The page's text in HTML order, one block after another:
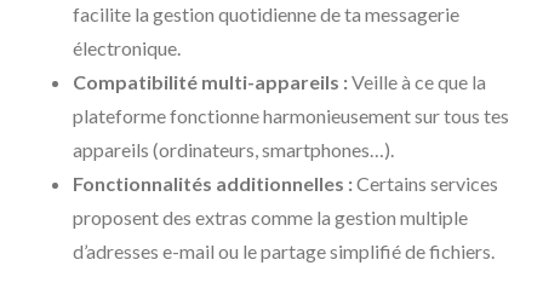
facilite la gestion quotidienne de ta messagerie
électronique.
Compatibilité multi-appareils :Veille à ce que la
plateforme fonctionne harmonieusement sur tous tes
appareils (ordinateurs, smartphones…).
Fonctionnalités additionnelles :Certains services
proposent des extras comme la gestion multiple
d’adresses e-mail ou le partage simplifié de fichiers.